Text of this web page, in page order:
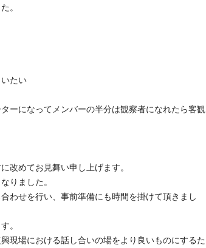
鮮であった。
してもらいたい
て下さい
ーになってメンバーの半分は観察者になれたら客観
改めてお見舞い申し上げます。
りました。
わせを行い、事前準備にも時間を掛けて頂きまし
。
現場における話し合いの場をより良いものにするた